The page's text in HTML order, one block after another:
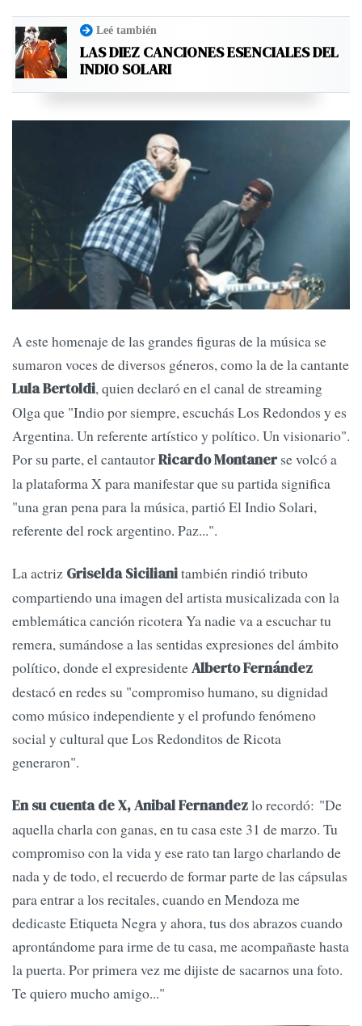
Leé también
LAS DIEZ CANCIONES ESENCIALES DEL
INDIO SOLARI
A este homenaje de las grandes figuras de la música se
sumaron voces de diversos géneros, como la de la cantante
Lula Bertoldi, quien declaró en el canal de streaming
Olga que "Indio por siempre, escuchás Los Redondos y es
Argentina. Un referente artístico y político. Un visionario".
Por su parte, el cantautorRicardo Montaner se volcó a
la plataforma X para manifestar que su partida significa
"una gran pena para la música, partió El Indio Solari,
referente del rock argentino. Paz...".
La actriz Griselda Sicilianitambién rindió tributo
compartiendo una imagen del artista musicalizada con la
emblemática canción ricotera Ya nadie va a escuchar tu
remera, sumándose a las sentidas expresiones del ámbito
político, donde el expresidenteAlberto Fernández
destacó en redes su "compromiso humano, su dignidad
como músico independiente y el profundo fenómeno
social y cultural que Los Redonditos de Ricota
generaron".
En su cuenta de X, Anibal Fernandezlo recordó: "De
aquella charla con ganas, en tu casa este 31 de marzo. Tu
compromiso con la vida y ese rato tan largo charlando de
nada y de todo, el recuerdo de formar parte de las cápsulas
para entrar a los recitales, cuando en Mendoza me
dedicaste Etiqueta Negra y ahora, tus dos abrazos cuando
aprontándome para irme de tu casa, me acompañaste hasta
la puerta. Por primera vez me dijiste de sacarnos una foto.
Te quiero mucho amigo..."